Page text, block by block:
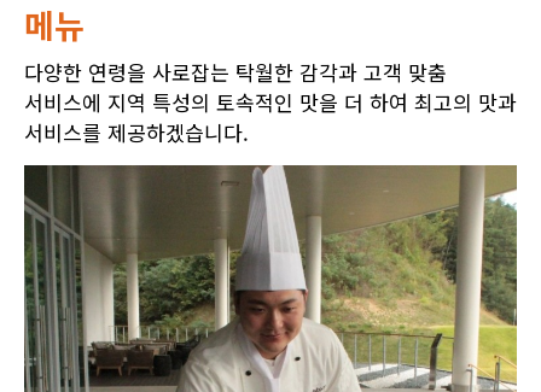
메뉴
다양한 연령을 사로잡는 탁월한 감각과 고객 맞춤
서비스에 지역 특성의 토속적인 맛을 더 하여 최고의 맛과
서비스를 제공하겠습니다.